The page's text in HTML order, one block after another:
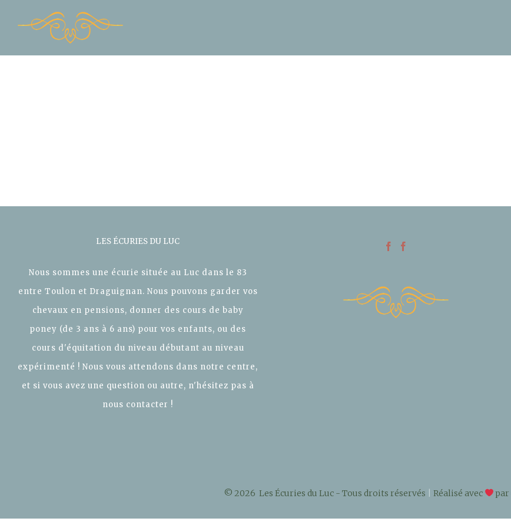
content
LES ÉCURIES DU LUC
Nous sommes une écurie située au Luc dans le 83
entre Toulon et Draguignan. Nous pouvons garder vos
chevaux en pensions, donner des cours de baby
poney (de 3 ans à 6 ans) pour vos enfants, ou des
cours d'équitation du niveau débutant au niveau
expérimenté ! Nous vous attendons dans notre centre,
et si vous avez une question ou autre, n'hésitez pas à
nous contacter !
© 2026 Les Écuries du Luc - Tous droits réservés Réalisé avec par